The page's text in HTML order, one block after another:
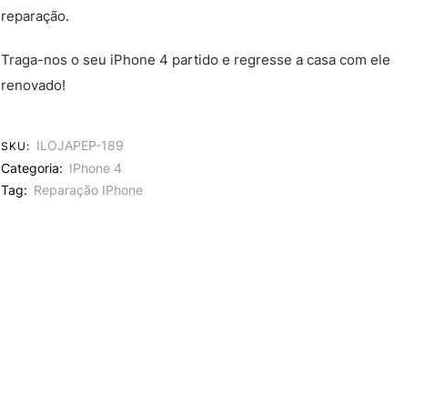
reparação.
Traga-nos o seu iPhone 4 partido e regresse a casa com ele
renovado!
SKU: ILOJAPEP-189
Categoria: IPhone 4
Tag: Reparação IPhone